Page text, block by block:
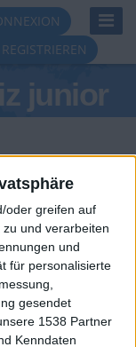
oder greifen auf
und verarbeiten
und
für personalisierte
gesendet
1538 Partner
Kenndaten
REGISTRIEREN
junior